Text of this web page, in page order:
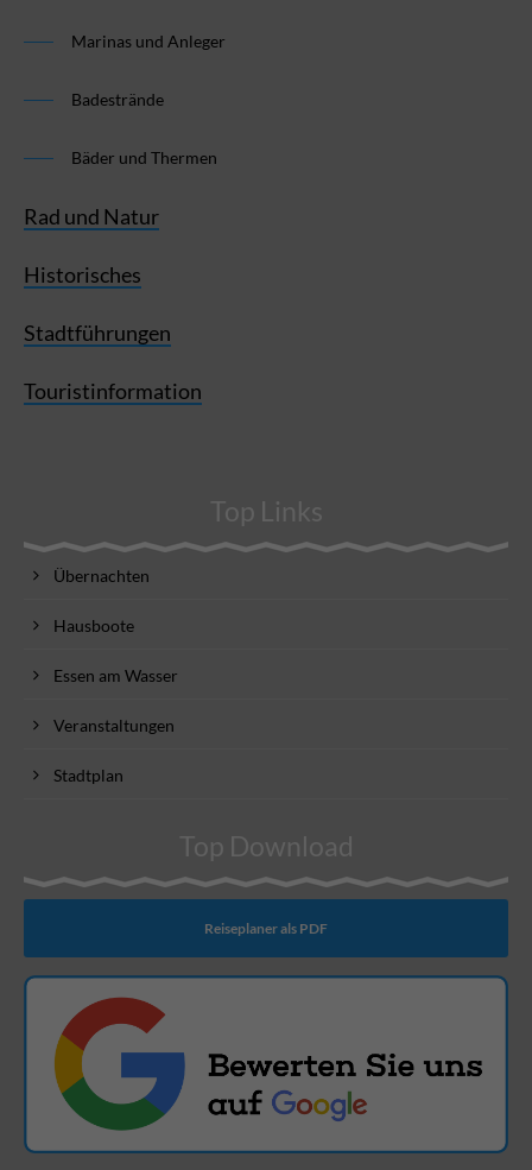
Marinas und Anleger
Badestrände
Bäder und Thermen
Rad und Natur
Historisches
Stadtführungen
Touristinformation
Top Links
Übernachten
Hausboote
Essen am Wasser
Veranstaltungen
Stadtplan
Top Download
Reiseplaner als PDF